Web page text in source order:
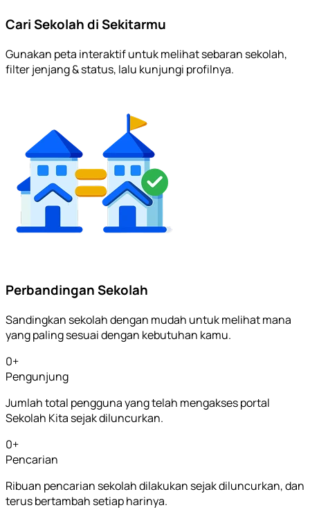
Cari Sekolah di Sekitarmu
Gunakan peta interaktif untuk melihat sebaran sekolah,
filter jenjang & status, lalu kunjungi profilnya.
Perbandingan Sekolah
Sandingkan sekolah dengan mudah untuk melihat mana
yang paling sesuai dengan kebutuhan kamu.
0+
Pengunjung
Jumlah total pengguna yang telah mengakses portal
Sekolah Kita sejak diluncurkan.
0+
Pencarian
Ribuan pencarian sekolah dilakukan sejak diluncurkan, dan
terus bertambah setiap harinya.